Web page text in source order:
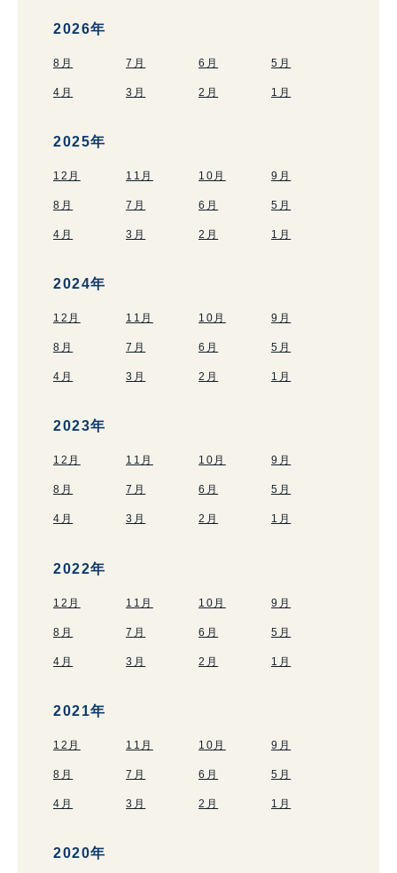
2026年
8月 7月 6月 5月
4月 3月 2月 1月
2025年
12月 11月 10月 9月
8月 7月 6月 5月
4月 3月 2月 1月
2024年
12月 11月 10月 9月
8月 7月 6月 5月
4月 3月 2月 1月
2023年
12月 11月 10月 9月
8月 7月 6月 5月
4月 3月 2月 1月
2022年
12月 11月 10月 9月
8月 7月 6月 5月
4月 3月 2月 1月
2021年
12月 11月 10月 9月
8月 7月 6月 5月
4月 3月 2月 1月
2020年